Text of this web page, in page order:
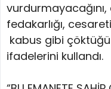
fedakarlığı,
kabus gibi
ifadelerini kullandı.